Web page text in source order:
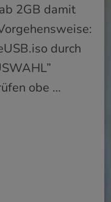
2GB damit
durch
obe …